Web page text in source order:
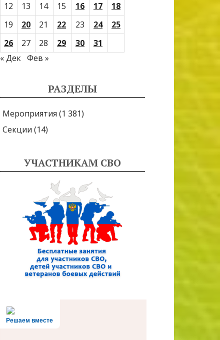
12
13 14 15 16 17
18
19
20 21 22 23 24
25
26
27 28 29 30
31
« Дек Фев »
РАЗДЕЛЫ
Мероприятия (1 381)
Секции (14)
УЧАСТНИКАМ СВО
Решаем вместе